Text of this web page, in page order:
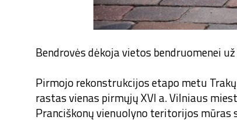
Bendrovės dėkoja vietos bendruomenei
Pirmojo rekonstrukcijos etapo metu
rastas vienas pirmųjų XVI a. Vilniaus
Pranciškonų vienuolyno teritorijos